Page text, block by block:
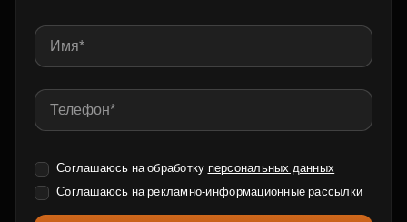
Соглашаюсь на обработку персональных данных
Соглашаюсь нарекламно-информационные рассылки